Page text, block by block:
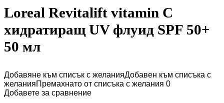
Loreal Revitalift vitamin C
хидратиращ UV флуид SPF 50+
50 мл
Добавяне към списък с желанияДобавен към списъка с
желанияПремахнато от списъка с желания 0
Добавете за сравнение